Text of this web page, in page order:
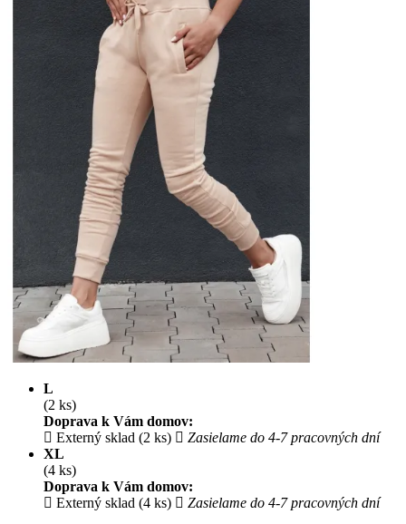
L
(2 ks)
Doprava k Vám domov:
Externý sklad (2 ks)
Zasielame do 4-7 pracovných dní
XL
(4 ks)
Doprava k Vám domov:
Externý sklad (4 ks)
Zasielame do 4-7 pracovných dní